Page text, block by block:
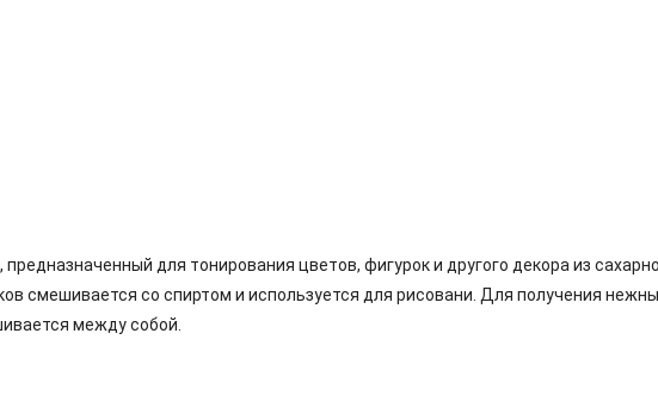
для тонирования цветов, фигурок и другого декора из
смешивается со спиртом и используется для рисовани. Для получения
между собой.